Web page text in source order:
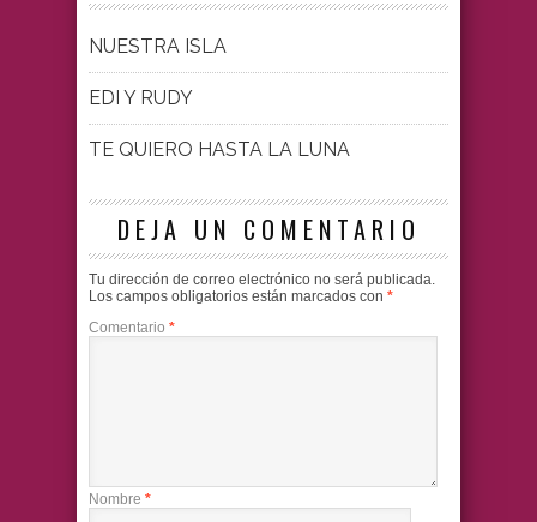
NUESTRA ISLA
EDI Y RUDY
TE QUIERO HASTA LA LUNA
DEJA UN COMENTARIO
Tu dirección de correo electrónico no será publicada.
Los campos obligatorios están marcados con *
Comentario *
Nombre *